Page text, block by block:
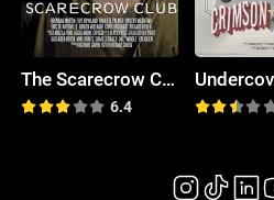
The Scarecrow Club
6.4